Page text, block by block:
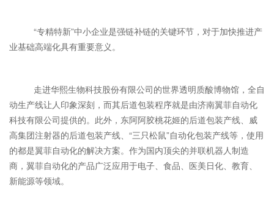
“专精特新”中小企业是强链补链的关键环节，对于加快推进产
业基础高端化具有重要意义。
走进华熙生物科技股份有限公司的世界透明质酸博物馆，全自
动生产线让人印象深刻，而其后道包装程序就是由济南翼菲自动化
科技有限公司提供的。此外，东阿阿胶桃花姬的后道包装产线、威
高集团注射器的后道包装产线、“三只松鼠”自动化包装产线等，使用
的都是翼菲自动化的解决方案。作为国内顶尖的并联机器人制造
商，翼菲自动化的产品广泛应用于电子、食品、医美日化、教育、
新能源等领域。